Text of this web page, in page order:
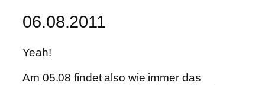
06.08.2011
Yeah!
Am 05.08 findet also wie immer das